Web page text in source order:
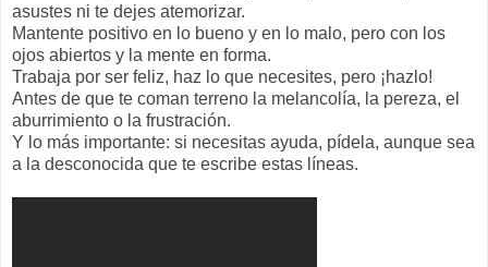
asustes ni te dejes atemorizar.
Mantente positivo en lo bueno y en lo malo, pero con los
ojos abiertos y la mente en forma.
Trabaja por ser feliz, haz lo que necesites, pero ¡hazlo!
Antes de que te coman terreno la melancolía, la pereza, el
aburrimiento o la frustración.
Y lo más importante: si necesitas ayuda, pídela, aunque sea
a la desconocida que te escribe estas líneas.